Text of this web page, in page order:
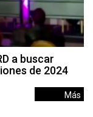
a buscar
de 2024
Más